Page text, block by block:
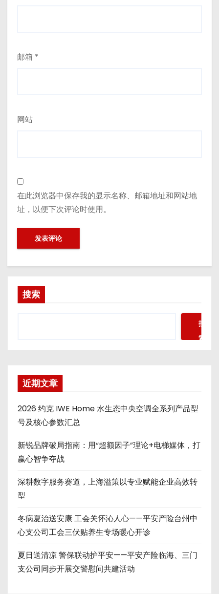
邮箱 *
网站
在此浏览器中保存我的显示名称、邮箱地址和网站地
址，以便下次评论时使用。
搜索
搜
索
近期文章
2026 约克 IWE Home 水生态中央空调全系列产品型
号及核心参数汇总
新锐品牌破局指南：用“超额因子”理论+电梯媒体，打
赢心智争夺战
深耕数字服务赛道，上海溢策以专业赋能企业高效转
型
冬病夏治送安康 工会关怀沁人心——平安产险台州中
心支公司工会三伏贴养生专场暖心开诊
夏日送清凉 警保联动护平安——平安产险临海、三门
支公司同步开展交警慰问共建活动